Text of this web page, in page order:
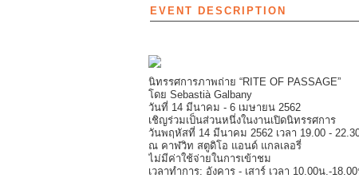
EVENT DESCRIPTION
นิทรรศการภาพถ่าย “RITE OF PASSAGE”
โดย Sebastià Galbany
วันที่ 14 มีนาคม - 6 เมษายน 2562
เชิญร่วมเป็นส่วนหนึ่งในงานเปิดนิทรรศการ
วันพฤหัสที่ 14 มีนาคม 2562 เวลา 19.00 -
ณ คาฬวิท สตูดิโอ แอนด์ แกลเลอรี่
ไม่มีค่าใช้จ่ายในการเข้าชม
เวลาทำการ: อังคาร - เสาร์ เวลา 10.00น.-